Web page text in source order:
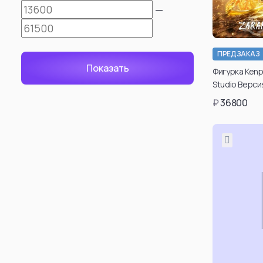
Attack Titan
Levi Ackerman
: Mikasa
Annie Leonhart
Beast Titan
Female Titan
Reiner Braun
Erwin Smith
Armored Titan
—
ПРЕДЗАКАЗ
Фигурка
Studio
₽36800